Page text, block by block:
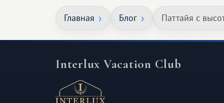
масштабное, но тёплое
и запоминающееся :)
Главная Блог Паттайя с
Interlux Vacation Club